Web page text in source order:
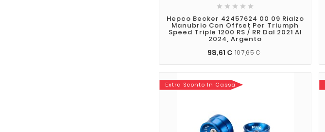
    
Hepco Becker 42457624 00 09 Rialzo
Manubrio Con Offset Per Triumph
Speed Triple 1200 RS / RR Dal 2021 Al
2024, Argento
98,61 € 107,65 €
Extra Sconto In Cassa